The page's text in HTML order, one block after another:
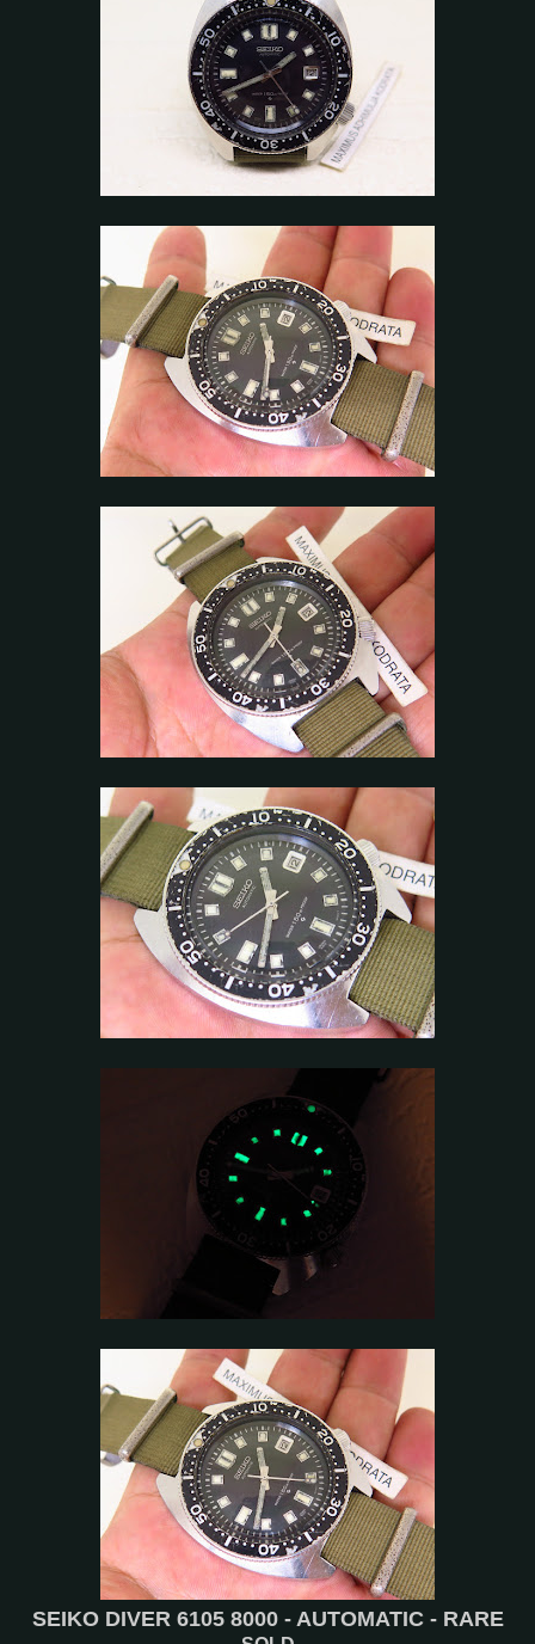
SEIKO DIVER 6105 8000 - AUTOMATIC - RARE